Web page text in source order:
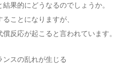
果的にどうなるのでしょうか。
ことになりますが、
反応が起こると言われています。
スの乱れが生じる